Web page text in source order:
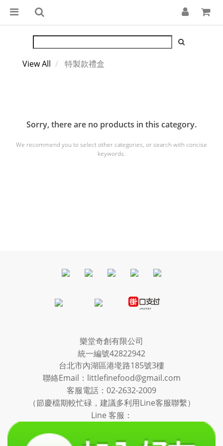
View All 特製款禮盒
Sorry, there are no products in this category.
We recommend you to select other categories, or search with concise
keywords.
樂堂奇創有限公司
統一編號42822942
台北市內湖區港墘路185號3樓
聯絡Email：littlefinefood@gmail.com
客服電話： 02-2632-2009
（節慶檔期較忙碌，建議多利用Line客服聯繫）
Line 客服：